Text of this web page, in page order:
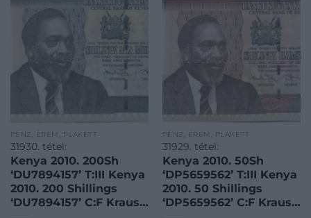
PÉNZ, ÉREM, PLAKETT
31930. tétel:
Kenya 2010. 200Sh
‘DU7894157’ T:III Kenya
2010. 200 Shillings
‘DU7894157’ C:F Krause
PÉNZ, ÉREM, PLAKETT
31929. tétel:
Kenya 2010. 50Sh
‘DP5659562’ T:III Kenya
2010. 50 Shillings
‘DP5659562’ C:F Krause